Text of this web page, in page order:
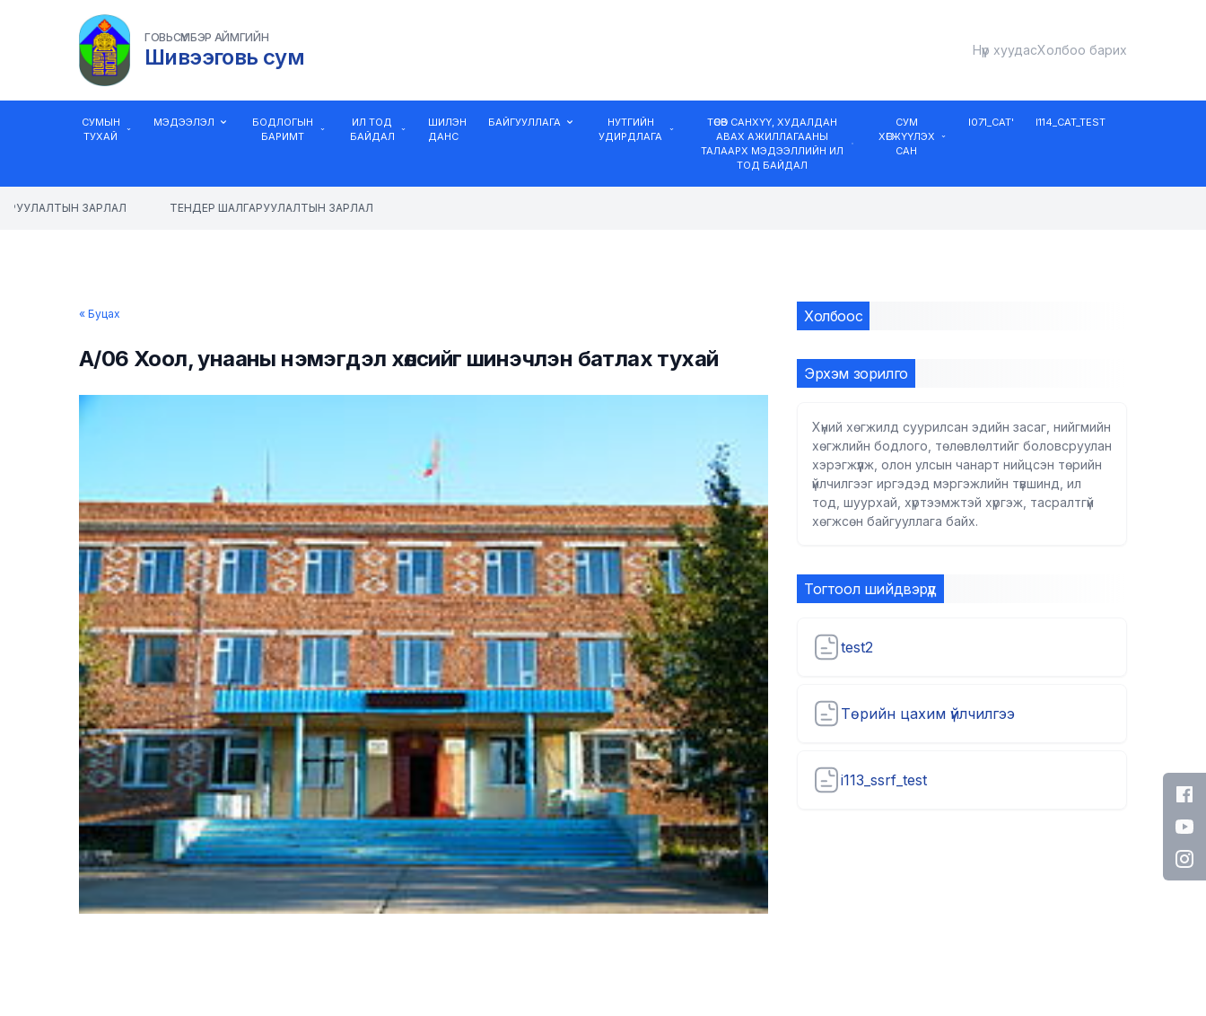
ГОВЬСҮМБЭР АЙМГИЙН
Шивээговь сум Нүүр хуудасХолбоо барих
СУМЫН
ТУХАЙ
МЭДЭЭЛЭЛ
БОДЛОГЫН
БАРИМТ
ИЛ ТОД
БАЙДАЛ
ШИЛЭН
ДАНС
БАЙГУУЛЛАГА
НУТГИЙН
УДИРДЛАГА
ТӨСӨВ САНХҮҮ, ХУДАЛДАН
АВАХ АЖИЛЛАГААНЫ
ТАЛААРХ МЭДЭЭЛЛИЙН ИЛ
ТОД БАЙДАЛ
СУМ
ХӨГЖҮҮЛЭХ
САН
I071_CAT' I114_CAT_TEST
ЗАРЛАЛ ТЕНДЕР ШАЛГАРУУЛАЛТЫН ЗАРЛАЛ
« Буцах
A/06 Хоол, унааны нэмэгдэл хөлсийг шинэчлэн батлах тухай
Холбоос
Эрхэм зорилго
Хүний хөгжилд суурилсан эдийн засаг, нийгмийн
хөгжлийн бодлого, төлөвлөлтийг боловсруулан
хэрэгжүүлж, олон улсын чанарт нийцсэн төрийн
үйлчилгээг иргэдэд мэргэжлийн түвшинд, ил
тод, шуурхай, хүртээмжтэй хүргэж, тасралтгүй
хөгжсөн байгууллага байх.
Тогтоол шийдвэрүүд
test2
Төрийн цахим үйлчилгээ
i113_ssrf_test